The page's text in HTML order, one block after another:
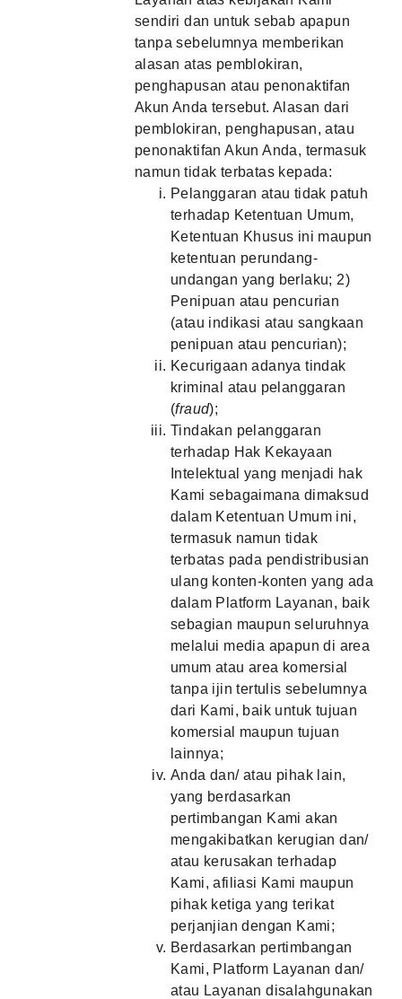
sendiri dan untuk sebab apapun
tanpa sebelumnya memberikan
alasan atas pemblokiran,
penghapusan atau penonaktifan
Akun Anda tersebut. Alasan dari
pemblokiran, penghapusan, atau
penonaktifan Akun Anda, termasuk
namun tidak terbatas kepada:
Pelanggaran atau tidak patuh
terhadap Ketentuan Umum,
Ketentuan Khusus ini maupun
ketentuan perundang-
undangan yang berlaku; 2)
Penipuan atau pencurian
(atau indikasi atau sangkaan
penipuan atau pencurian);
Kecurigaan adanya tindak
kriminal atau pelanggaran
(fraud);
Tindakan pelanggaran
terhadap Hak Kekayaan
Intelektual yang menjadi hak
Kami sebagaimana dimaksud
dalam Ketentuan Umum ini,
termasuk namun tidak
terbatas pada pendistribusian
ulang konten-konten yang ada
dalam Platform Layanan, baik
sebagian maupun seluruhnya
melalui media apapun di area
umum atau area komersial
tanpa ijin tertulis sebelumnya
dari Kami, baik untuk tujuan
komersial maupun tujuan
lainnya;
Anda dan/ atau pihak lain,
yang berdasarkan
pertimbangan Kami akan
mengakibatkan kerugian dan/
atau kerusakan terhadap
Kami, afiliasi Kami maupun
pihak ketiga yang terikat
perjanjian dengan Kami;
Berdasarkan pertimbangan
Kami, Platform Layanan dan/
atau Layanan disalahgunakan